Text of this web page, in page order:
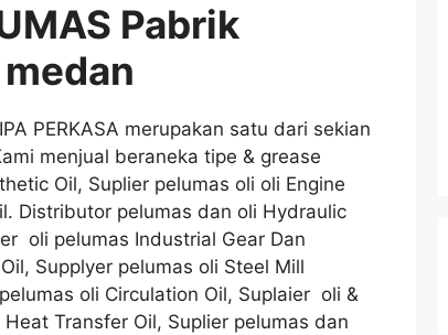
Pabrik
PERKASA merupakan satu dari sekian
menjual beraneka tipe & grease
Oil, Suplier pelumas oli oli Engine
Distributor pelumas dan oli Hydraulic
oli pelumas Industrial Gear Dan
Supplyer pelumas oli Steel Mill
oli Circulation Oil, Suplaier oli &
Transfer Oil, Suplier pelumas dan